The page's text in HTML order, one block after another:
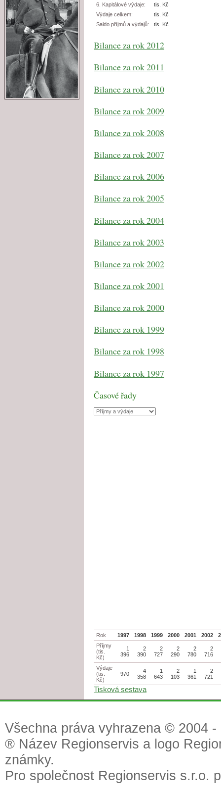
6. Kapitálové výdaje:
tis. Kč
Výdaje celkem:
tis. Kč
Saldo příjmů a výdajů:
tis. Kč
Bilance za rok 2012
Bilance za rok 2011
Bilance za rok 2010
Bilance za rok 2009
Bilance za rok 2008
Bilance za rok 2007
Bilance za rok 2006
Bilance za rok 2005
Bilance za rok 2004
Bilance za rok 2003
Bilance za rok 2002
Bilance za rok 2001
Bilance za rok 2000
Bilance za rok 1999
Bilance za rok 1998
Bilance za rok 1997
Časové řady
Rok 1997 1998 1999 2000 2001 2002
Příjmy
(tis.
Kč)
1
396
2
390
2
727
2
290
2
780
2
716
Výdaje
(tis.
Kč)
970
4
358
1
643
2
103
1
361
2
721
Tisková sestava
Všechna práva vyhrazena © 2004
® Název Regionservis a logo
známky.
Pro společnost Regionservis s.r.o.